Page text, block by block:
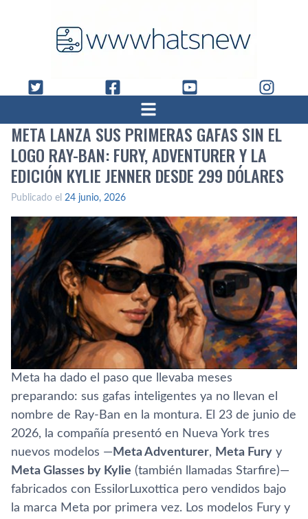
META LANZA SUS PRIMERAS GAFAS SIN EL
LOGO RAY-BAN: FURY, ADVENTURER Y LA
EDICIÓN KYLIE JENNER DESDE 299 DÓLARES
Publicado el 24 junio, 2026
Meta ha dado el paso que llevaba meses
preparando: sus gafas inteligentes ya no llevan el
nombre de Ray-Ban en la montura. El 23 de junio de
2026, la compañía presentó en Nueva York tres
nuevos modelos — Meta Adventurer, Meta Fury y
Meta Glasses by Kylie (también llamadas Starfire)—
fabricados con EssilorLuxottica pero vendidos bajo
la marca Meta por primera vez. Los modelos Fury y